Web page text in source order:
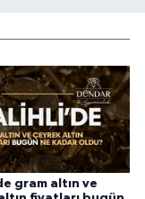
gram altın ve